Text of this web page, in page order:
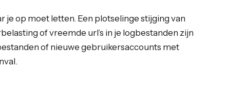
je op moet letten. Een plotselinge stijging van
of vreemde url’s in je logbestanden zijn
of nieuwe gebruikersaccounts met